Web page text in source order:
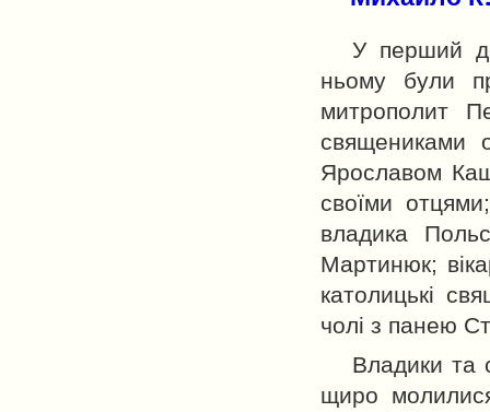
У перший
ньому були
митрополит
священиками
Ярославом
своїми
владика
Мартинюк;
католицькі
чолі з панею
Владики та
щиро